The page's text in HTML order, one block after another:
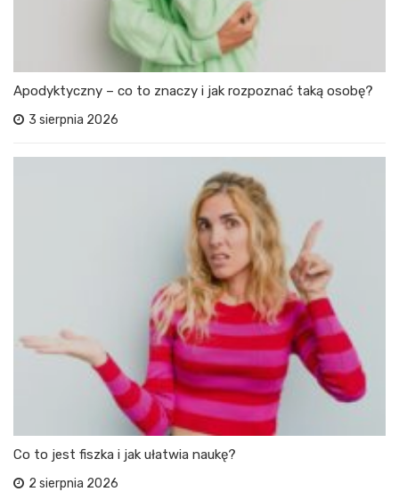
Apodyktyczny – co to znaczy i jak rozpoznać taką osobę?
3 sierpnia 2026
Co to jest fiszka i jak ułatwia naukę?
2 sierpnia 2026